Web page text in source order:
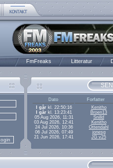
FmFreaks Litteratur
Dato
Forfatter
I gårkl. 22:50:16
Kenitho
I gårkl. 13:23:41
Broen13
05 Aug 2026, 11:31
Snilld
03 Aug 2026, 12:41
Kenitho
24 Jul 2026, 10:36
Ottendahl
06 Jul 2026, 07:49
jonesg
21 Jun 2026, 17:41
JG v25